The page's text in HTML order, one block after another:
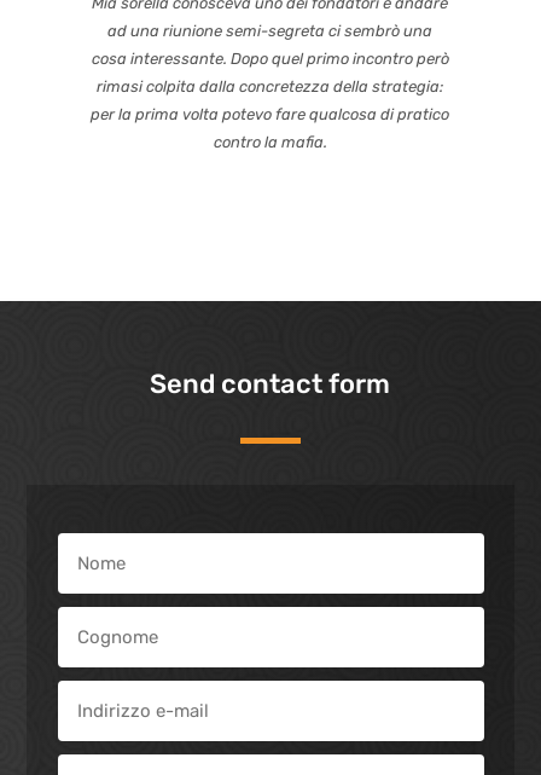
ad una riunione semi-segreta ci sembrò una
cosa interessante. Dopo quel primo incontro però
rimasi colpita dalla concretezza della strategia:
per la prima volta potevo fare qualcosa di pratico
contro la mafia.
Send contact form